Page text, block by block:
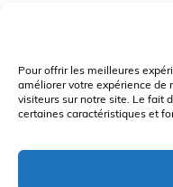
Pour offrir les meilleures
améliorer votre expérience de
visiteurs sur notre site. Le fait
certaines caractéristiques et